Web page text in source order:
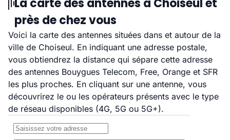
La carte des antennes à Choiseul et
près de chez vous
Voici la carte des antennes situées dans et autour de la
ville de Choiseul. En indiquant une adresse postale,
vous obtiendrez la distance qui sépare cette adresse
des antennes Bouygues Telecom, Free, Orange et SFR
les plus proches. En cliquant sur une antenne, vous
découvrirez le ou les opérateurs présents avec le type
de réseau disponibles (4G, 5G ou 5G+).